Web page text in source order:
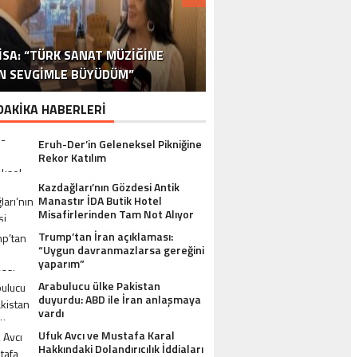
“TÜRK SANAT MÜZIĞINE
SEVGIMLE BÜYÜDÜM”
SAĞLIK TURIZMINDE 2026
HEDEFLERINI BÜYÜTÜYOR
DR. ALI YÜKSELOĞLU, TÜRKIYE’NIN
2026 SAĞLIK TURIZMI VIZYONUNU
AÇIKLADI
MUSTAFA USLU HAKKINDA
SUÇ DUYURUSU”
YÖNETMEN MURAT UYGUR’DAN
ULUSLARARASI AKSIYON FILMI
YAPIMCI MUSTAFA USLU VE EŞI
HAKKINDA UYUŞTURUCU ŞIKÂYETI
İSTANBUL’DAN BINGÖL’E 3 MILYON
TL’LIK GÖNÜL KÖPRÜSÜ
TURIZM SEKTÖRÜNÜN DENEYIMLI
İSMI: FATIH ERSÜ
MUSTAFA USLU HAKKINDAKI
SORUŞTURMADA SESSIZLIK TEPKI
ÇEKIYOR
OYUNCU SINAN ÇALIŞKANOĞLU
KARAKOLLUK OLDU
HABERLERİ
Eruh-Der’in Geleneksel Pikniğine
Rekor Katılım
Kazdağları’nın Gözdesi Antik
Manastır İDA Butik Hotel
Misafirlerinden Tam Not Alıyor
Trump’tan İran açıklaması:
“Uygun davranmazlarsa gereğini
yaparım”
Arabulucu ülke Pakistan
duyurdu: ABD ile İran anlaşmaya
vardı
Ufuk Avcı ve Mustafa Karal
Hakkındaki Dolandırıcılık İddiaları